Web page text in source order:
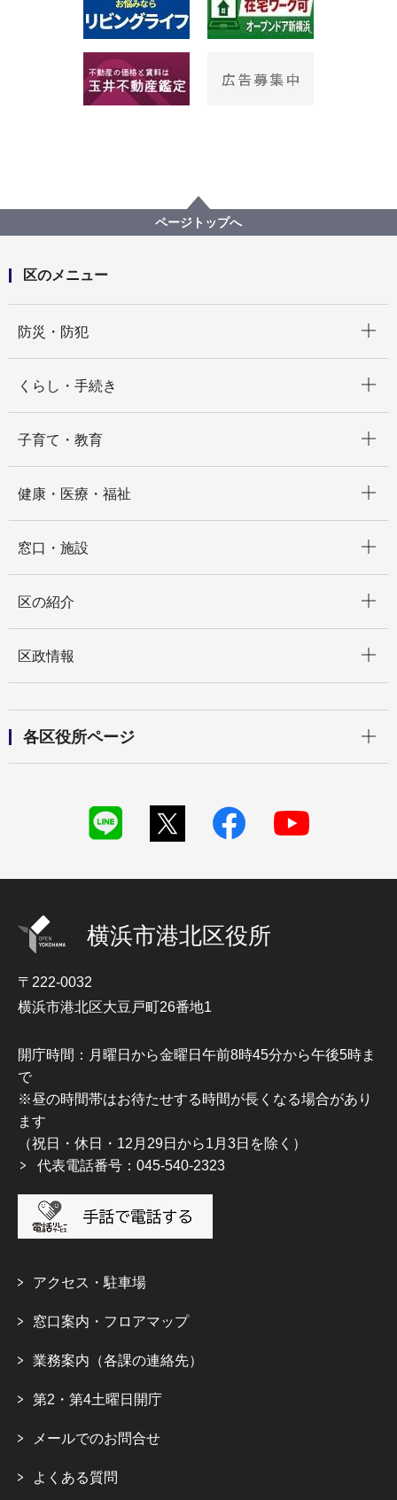
ページトップへ
区のメニュー
防災・防犯
くらし・手続き
子育て・教育
健康・医療・福祉
窓口・施設
区の紹介
区政情報
各区役所ページ
横浜市港北区役所
〒222-0032
横浜市港北区大豆戸町26番地1
開庁時間：月曜日から金曜日午前8時45分から午後5時ま
で
※昼の時間帯はお待たせする時間が長くなる場合があり
ます
（祝日・休日・12月29日から1月3日を除く）
代表電話番号：045-540-2323
アクセス・駐車場
窓口案内・フロアマップ
業務案内（各課の連絡先）
第2・第4土曜日開庁
メールでのお問合せ
よくある質問